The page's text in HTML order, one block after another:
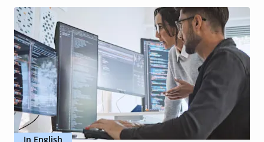
In English